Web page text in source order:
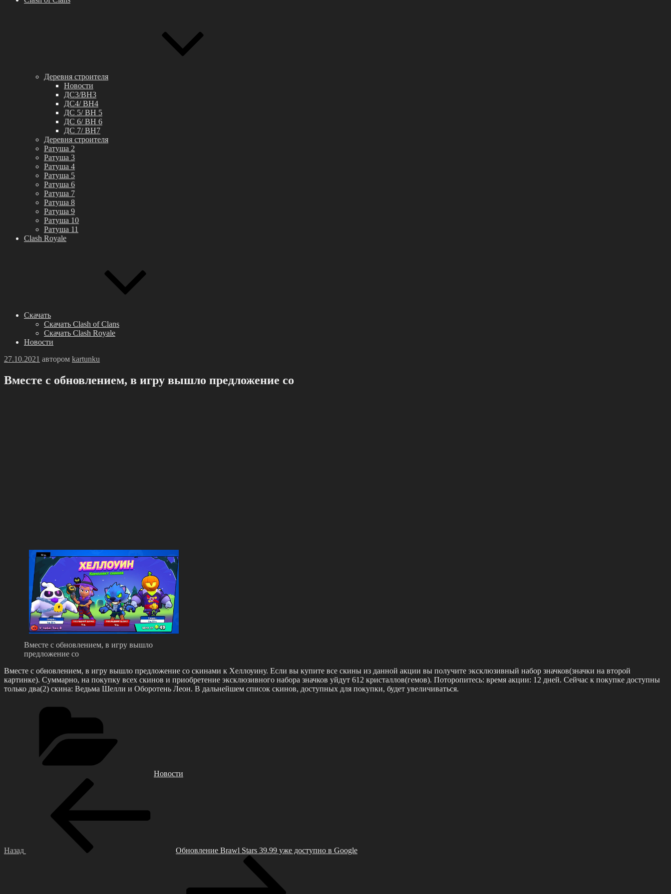
Деревня строителя
Новости
ДС3/BH3
ДС4/ BH4
ДС 5/ BH 5
ДС 6/ BH 6
ДС 7/ BH7
Деревня строителя
Ратуша 2
Ратуша 3
Ратуша 4
Ратуша 5
Ратуша 6
Ратуша 7
Ратуша 8
Ратуша 9
Ратуша 10
Ратуша 11
Clash Royale
Скачать
Скачать Clash of Clans
Скачать Clash Royale
Новости
Опубликовано
27.10.2021 автором kartunku
Вместе с обновлением, в игру вышло предложение со
Вместе с обновлением, в игру вышло
предложение со
Вместе с обновлением, в игру вышло предложение со скинами к Хеллоуину. Если вы купите все скины из данной акции вы получите эксклюзивный набор значков(значки на второй
картинке). Суммарно, на покупку всех скинов и приобретение эксклюзивного набора значков уйдут 612 кристаллов(гемов). Поторопитесь: время акции: 12 дней. Сейчас к покупке доступны
только два(2) скина: Ведьма Шелли и Оборотень Леон. В дальнейшем список скинов, доступных для покупки, будет увеличиваться.
Новости
Назад
Обновление Brawl Stars 39.99 уже доступно в Google